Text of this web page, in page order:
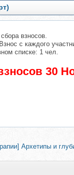
взносов.
с каждого
списке: 1 чел.
30
Архетипы и